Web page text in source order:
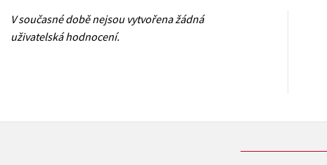
V současné době nejsou vytvořena žádná
uživatelská hodnocení.